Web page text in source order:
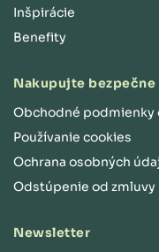
Inšpirácie
Benefity
Nakupujte bezpečne
Obchodné podmienky
Používanie cookies
Ochrana osobných
Odstúpenie od zmluvy
Newsletter